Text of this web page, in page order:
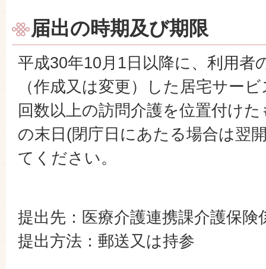
届出の時期及び期限
平成30年10月1日以降に、利用者
（作成又は変更）した居宅サー
回数以上の訪問介護を位置付け
の末日(閉庁日にあたる場合は翌
てください。
提出先：医療介護連携課介護保険
提出方法：郵送又は持参